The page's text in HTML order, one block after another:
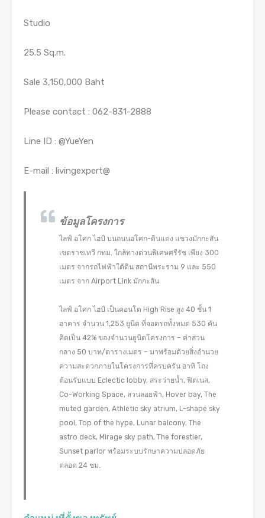
Studio
25.5 Sq.m.
Sale 3,150,000 Baht
Please contact : 062-831-2888
Line ID : @YueYen
E-mail : livingexpert@
ข้อมูลโครงการ
ไลฟ์ อโศก ไฮป์ บนถนนอโศก-ดินแดง แขวงมักกะสัน
เขตราชเทวี กทม. ใกล้ทางด่วนพิเศษศรีรัช เพียง 300
เมตร จากรถไฟฟ้าใต้ดิน สถานีพระราม 9 และ 550
เมตร จาก Airport Link มักกะสัน
ไลฟ์ อโศก ไฮป์ เป็นคอนโด High Rise สูง 40 ชั้น 1
อาคาร จำนวน 1,253 ยูนิต ที่จอดรถทั้งหมด 530 คัน
คิดเป็น 42% ของจำนวนยูนิตโครงการ – ค่าส่วน
กลาง 50 บาท/ตารางเมตร – มาพร้อมด้วยสิ่งอำนวย
ความสะดวกภายในโครงการที่ครบครัน อาทิ โถง
ต้อนรับแบบ Eclectic lobby, สระว่ายน้ำ, ฟิตเนส,
Co-Working Space, สวนลอยฟ้า, Hover bay, The
muted garden, Athletic sky atrium, L-shape sky
pool, Top of the hype, Lunar balcony, The
astro deck, Mirage sky path, The forestier,
Sunset parlor พร้อมระบบรักษาความปลอดภัย
ตลอด 24 ชม.